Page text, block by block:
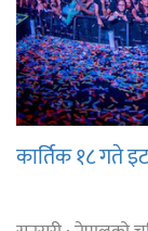
कार्तिक १८ गते